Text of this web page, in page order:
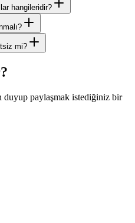
hangileridir?
mi?
duyup paylaşmak istediğiniz bir